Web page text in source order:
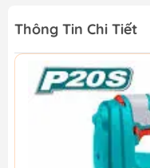
Thông Tin Chi Tiết